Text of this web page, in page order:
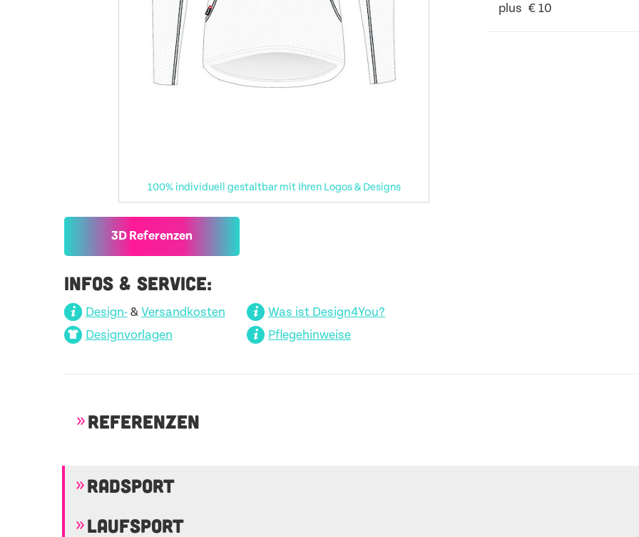
100% individuell gestaltbar mit Ihren Logos & Designs
3D Referenzen
INFOS & SERVICE:
Design-& Versandkosten
Was ist Design4You?
Designvorlagen
Pflegehinweise
plus € 10
REFERENZEN
RADSPORT
LAUFSPORT